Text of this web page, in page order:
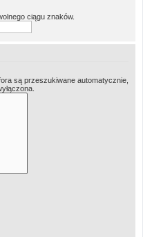
ciągu znaków.
są przeszukiwane automatycznie,